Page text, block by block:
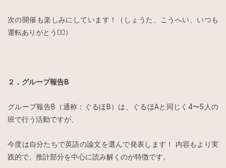
次の開催も楽しみにしています！（しょうた、こうへい、いつも
運転ありがとう🙇‍♀️）
２．グループ報告B
グループ報告B（通称：ぐるほB）は、ぐるほAと同じく4〜5人の
班で行う活動ですが、
今度は自分たちで英語の論文を選んで発表します！ 内容もより実
践的で、推計部分を中心に読み解くのが特徴です。